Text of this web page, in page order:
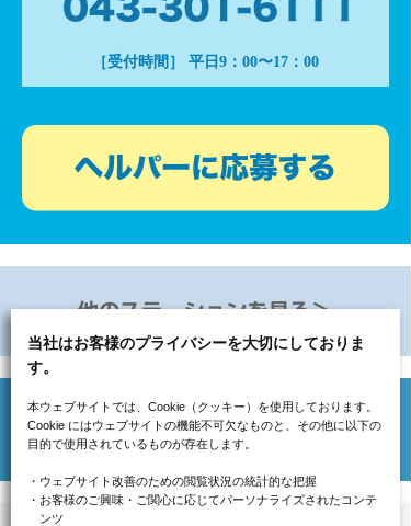
［受付時間］ 平日9：00〜17：00
当社はお客様のプライバシーを大切にしておりま
す。
本ウェブサイトでは、Cookie（クッキー）を使用しております。
Cookie にはウェブサイトの機能不可欠なものと、その他に以下の
目的で使用されているものが存在します。
・ウェブサイト改善のための閲覧状況の統計的な把握
・お客様のご興味・ご関心に応じてパーソナライズされたコンテ
ンツ